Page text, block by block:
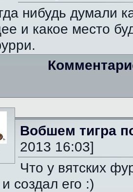
нибудь думали
и какое место
Вобшем тигра
2013 16:03]
Что у вятских
создал его :)